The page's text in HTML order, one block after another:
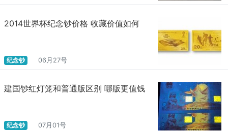
2014世界杯纪念钞价格 收藏价值如何
纪念钞 06月27号
建国钞红灯笼和普通版区别 哪版更值钱
纪念钞 07月01号